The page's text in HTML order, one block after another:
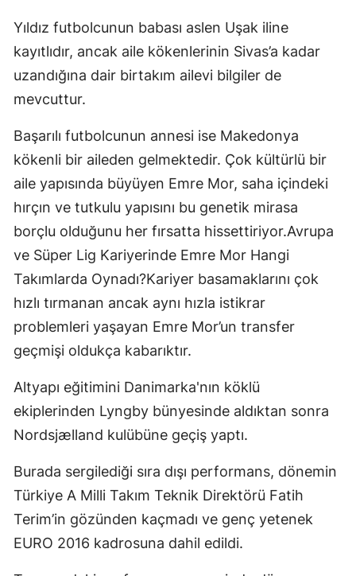
Yıldız futbolcunun babası aslen Uşak iline
kayıtlıdır, ancak aile kökenlerinin Sivas’a kadar
uzandığına dair birtakım ailevi bilgiler de
mevcuttur.
Başarılı futbolcunun annesi ise Makedonya
kökenli bir aileden gelmektedir. Çok kültürlü bir
aile yapısında büyüyen Emre Mor, saha içindeki
hırçın ve tutkulu yapısını bu genetik mirasa
borçlu olduğunu her fırsatta hissettiriyor.Avrupa
ve Süper Lig Kariyerinde Emre Mor Hangi
Takımlarda Oynadı?Kariyer basamaklarını çok
hızlı tırmanan ancak aynı hızla istikrar
problemleri yaşayan Emre Mor’un transfer
geçmişi oldukça kabarıktır.
Altyapı eğitimini Danimarka'nın köklü
ekiplerinden Lyngby bünyesinde aldıktan sonra
Nordsjælland kulübüne geçiş yaptı.
Burada sergilediği sıra dışı performans, dönemin
Türkiye A Milli Takım Teknik Direktörü Fatih
Terim’in gözünden kaçmadı ve genç yetenek
EURO 2016 kadrosuna dahil edildi.